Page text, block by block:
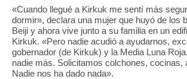
«Cuando llegué a Kirkuk me sentí más
dormir», declara una mujer que huyó de los
Beiji y ahora vive junto a su familia en un
Kirkuk. «Pero nadie acudió a ayudarnos,
gobernador (de Kirkuk) y la Media Luna
nadie más. Solicitamos colchones, cocinas,
Nadie nos ha dado nada».